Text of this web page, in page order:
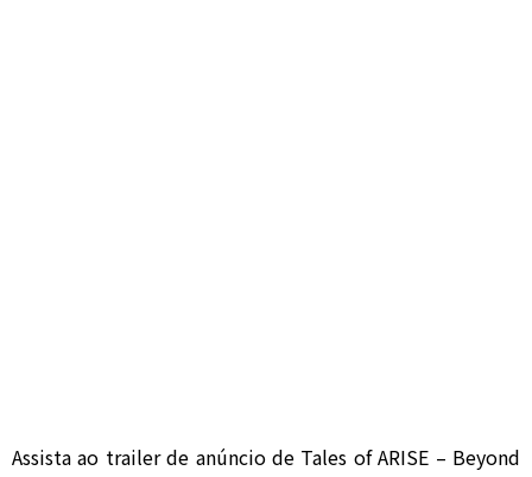
Assista ao trailer de anúncio de Tales of ARISE – Beyond